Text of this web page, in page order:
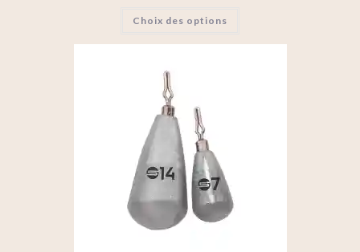
Choix des options